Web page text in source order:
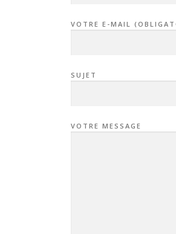
VOTRE E-MAIL
SUJET
VOTRE MESSAGE